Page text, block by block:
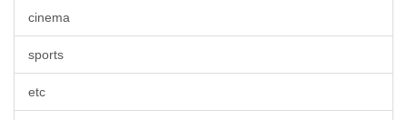
cinema
sports
etc